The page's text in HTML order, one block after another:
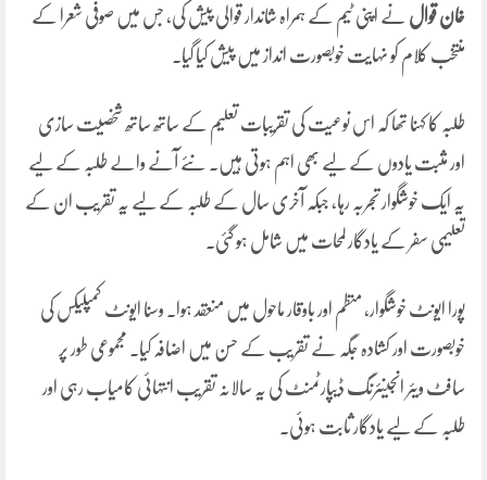
خان قوال نے اپنی ٹیم کے ہمراہ شاندار قوالی پیش کی، جس میں صوفی شعرا کے
منتخب کلام کو نہایت خوبصورت انداز میں پیش کیا گیا۔
طلبہ کا کہنا تھا کہ اس نوعیت کی تقریبات تعلیم کے ساتھ ساتھ شخصیت سازی
اور مثبت یادوں کے لیے بھی اہم ہوتی ہیں۔ نئے آنے والے طلبہ کے لیے
یہ ایک خوشگوار تجربہ رہا، جبکہ آخری سال کے طلبہ کے لیے یہ تقریب ان کے
تعلیمی سفر کے یادگار لمحات میں شامل ہو گئی۔
پورا ایونٹ خوشگوار، منظم اور باوقار ماحول میں منعقد ہوا۔ وسنا ایونٹ کمپلیکس کی
خوبصورت اور کشادہ جگہ نے تقریب کے حسن میں اضافہ کیا۔ مجموعی طور پر
سافٹ ویئر انجینئرنگ ڈیپارٹمنٹ کی یہ سالانہ تقریب انتہائی کامیاب رہی اور
طلبہ کے لیے یادگار ثابت ہوئی۔